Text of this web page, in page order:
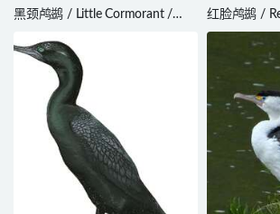
黑颈鸬鹚 / Little Cormorant /
红脸鸬鹚 /
/